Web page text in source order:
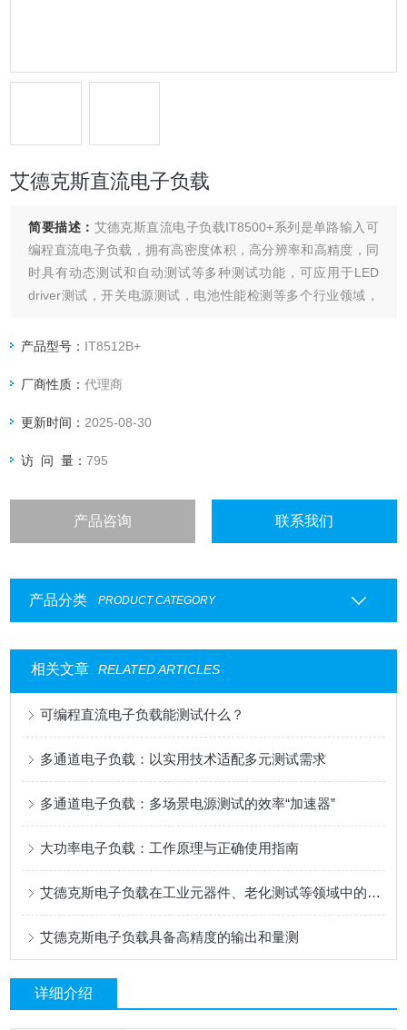
艾德克斯直流电子负载
简要描述： 艾德克斯直流电子负载IT8500+系列是单路输入可
编程直流电子负载，拥有高密度体积，高分辨率和高精度，同
时具有动态测试和自动测试等多种测试功能，可应用于LED
driver测试，开关电源测试，电池性能检测等多个行业领域，
于多个行业。
产品型号： IT8512B+
厂商性质：代理商
更新时间： 2025-08-30
访 问 量：795
产品咨询 联系我们
产品分类 PRODUCT CATEGORY
相关文章 RELATED ARTICLES
可编程直流电子负载能测试什么？
多通道电子负载：以实用技术适配多元测试需求
多通道电子负载：多场景电源测试的效率“加速器”
大功率电子负载：工作原理与正确使用指南
艾德克斯电子负载在工业元器件、老化测试等领域中的用途
艾德克斯电子负载具备高精度的输出和量测
详细介绍